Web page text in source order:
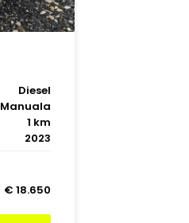
Diesel
Manuala
1 km
2023
€ 18.650